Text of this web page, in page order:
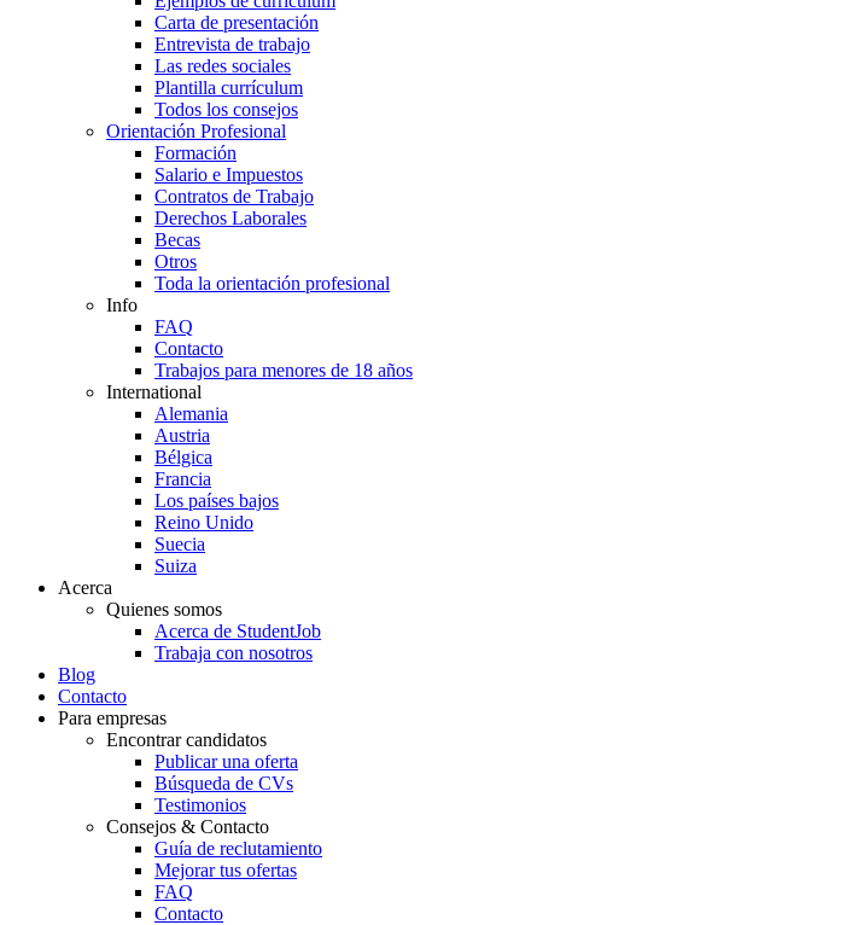
Carta de presentación
Entrevista de trabajo
Las redes sociales
Plantilla currículum
Todos los consejos
Orientación Profesional
Formación
Salario e Impuestos
Contratos de Trabajo
Derechos Laborales
Becas
Otros
Toda la orientación profesional
Info
FAQ
Contacto
Trabajos para menores de 18 años
International
Alemania
Austria
Bélgica
Francia
Los países bajos
Reino Unido
Suecia
Suiza
Acerca
Quienes somos
Acerca de StudentJob
Trabaja con nosotros
Blog
Contacto
Para empresas
Encontrar candidatos
Publicar una oferta
Búsqueda de CVs
Testimonios
Consejos & Contacto
Guía de reclutamiento
Mejorar tus ofertas
FAQ
Contacto